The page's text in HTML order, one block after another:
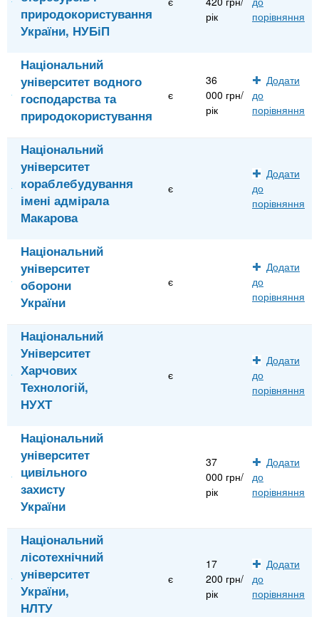
природокористування
України, НУБіП
рік
порівняння
Національний
університет водного
господарства та
природокористування
є
36
000 грн/
рік
Додати
до
порівняння
Національний
університет
кораблебудування
імені адмірала
Макарова
є
Додати
до
порівняння
Національний
університет
оборони
України
є
Додати
до
порівняння
Національний
Університет
Харчових
Технологій,
НУХТ
є
Додати
до
порівняння
Національний
університет
цивільного
захисту
України
37
000 грн/
рік
Додати
до
порівняння
Національний
лісотехнічний
університет
України,
НЛТУ
є
17
200 грн/
рік
Додати
до
порівняння